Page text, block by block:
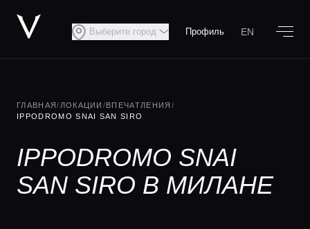
Выберите город Профиль EN
ГЛАВНАЯ/ ЛОКАЦИИ /ВПЕЧАТЛЕНИЯ /
IPPODROMO SNAI SAN SIRO
IPPODROMO SNAI
SAN SIRO В МИЛАНЕ